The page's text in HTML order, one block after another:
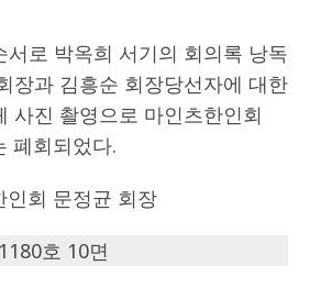
서로 박옥희 서기의 회의록 낭독
장과 김흥순 회장당선자에 대한
사진 촬영으로 마인츠한인회
폐회되었다.
인회 문정균 회장
호 10면